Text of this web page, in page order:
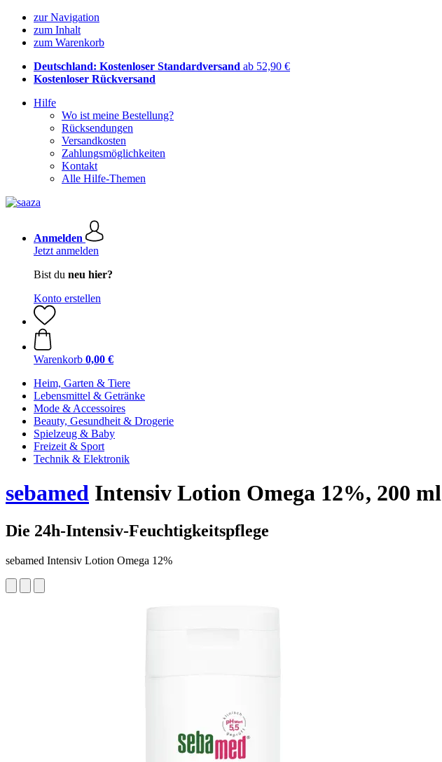
zur Navigation
zum Inhalt
zum Warenkorb
Deutschland: Kostenloser Standardversand ab 52,90 €
Kostenloser Rückversand
Hilfe
Wo ist meine Bestellung?
Rücksendungen
Versandkosten
Zahlungsmöglichkeiten
Kontakt
Alle Hilfe-Themen
Anmelden
Jetzt anmelden
Bist du neu hier?
Konto erstellen
Warenkorb 0,00 €
Heim, Garten & Tiere
Lebensmittel & Getränke
Mode & Accessoires
Beauty, Gesundheit & Drogerie
Spielzeug & Baby
Freizeit & Sport
Technik & Elektronik
sebamed Intensiv Lotion Omega 12%, 200 ml
Die 24h-Intensiv-Feuchtigkeitspflege
sebamed Intensiv Lotion Omega 12%